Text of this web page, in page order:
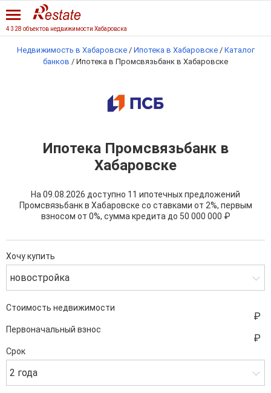
4 328 объектов недвижимости Хабаровска
Недвижимость в Хабаровске / Ипотека в Хабаровске / Каталог
банков / Ипотека в Промсвязьбанк в Хабаровске
Ипотека Промсвязьбанк в
Хабаровске
На 09.08.2026 доступно 11 ипотечных предложений
Промсвязьбанк в Хабаровске со ставками от 2%, первым
взносом от 0%, сумма кредита до 50 000 000 ₽
Хочу купить
новостройка
Стоимость недвижимости
Первоначальный взнос
Срок
2 года